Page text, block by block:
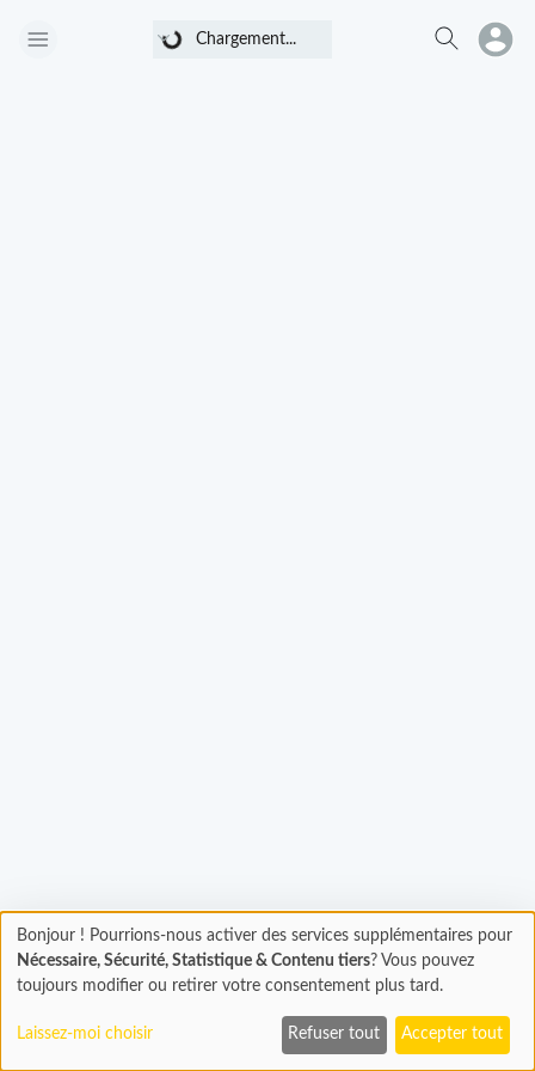
Chargement...
Chargement... Chargement
En cours...
Bonjour ! Pourrions-nous activer des services supplémentaires pour
Nécessaire, Sécurité, Statistique & Contenu tiers? Vous pouvez
toujours modifier ou retirer votre consentement plus tard.
Laissez-moi choisir Refuser tout Accepter tout